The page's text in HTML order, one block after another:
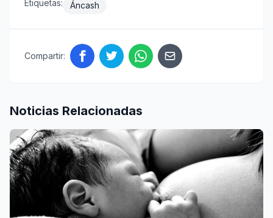
Etiquetas: Áncash
Compartir:
Noticias Relacionadas